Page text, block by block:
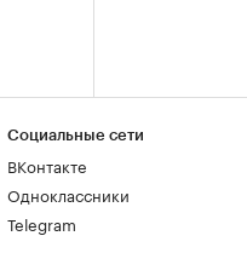
Социальные сети
ВКонтакте
Одноклассники
Telegram